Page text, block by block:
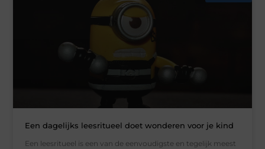
Een dagelijks leesritueel doet wonderen voor je kind
Een leesritueel is een van de eenvoudigste en tegelijk meest